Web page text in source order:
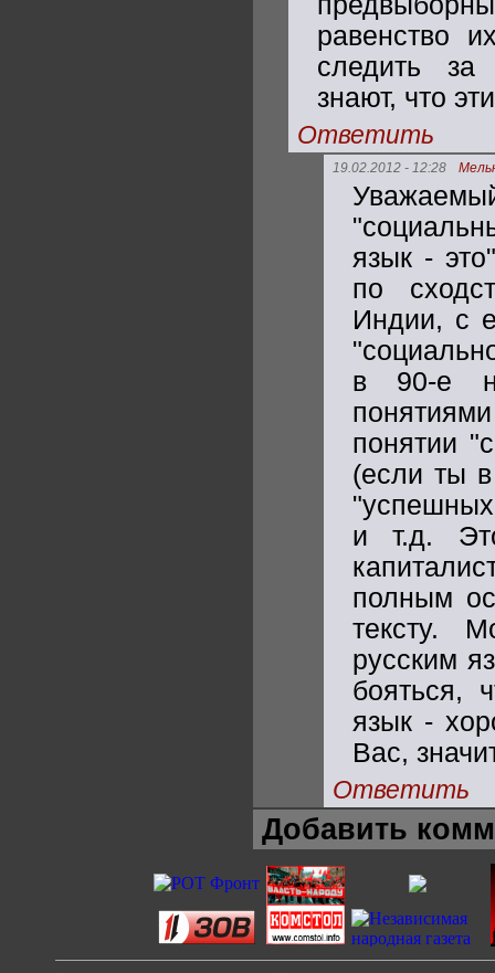
равенство
следить за
знают, что
Ответить
19.02.2012 - 12:28
язык -
по
Индии, с
в 90-е
понятии
(если ты
и т.д.
полным
тексту.
русским
бояться,
язык -
Вас,
Ответить
Добавить